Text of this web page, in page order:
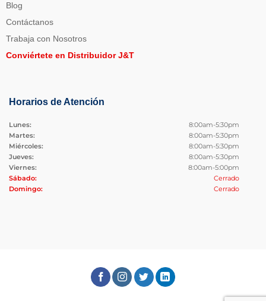
Blog
Contáctanos
Trabaja con Nosotros
Conviértete en Distribuidor J&T
Horarios de Atención
Lunes:
8:00am-5:30pm
Martes:
8:00am-5:30pm
Miércoles:
8:00am-5:30pm
Jueves:
8:00am-5:30pm
Viernes:
8:00am-5:00pm
Sábado:
Cerrado
Domingo:
Cerrado